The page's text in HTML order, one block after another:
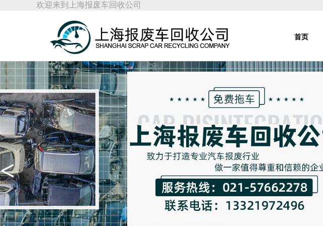
欢迎来到上海报废车回收公司
首页
<